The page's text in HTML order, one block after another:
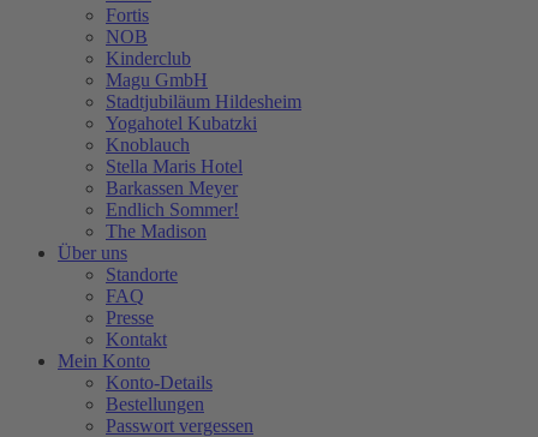
Fortis
NOB
Kinderclub
Magu GmbH
Stadtjubiläum Hildesheim
Yogahotel Kubatzki
Knoblauch
Stella Maris Hotel
Barkassen Meyer
Endlich Sommer!
The Madison
Über uns
Standorte
FAQ
Presse
Kontakt
Mein Konto
Konto-Details
Bestellungen
Passwort vergessen